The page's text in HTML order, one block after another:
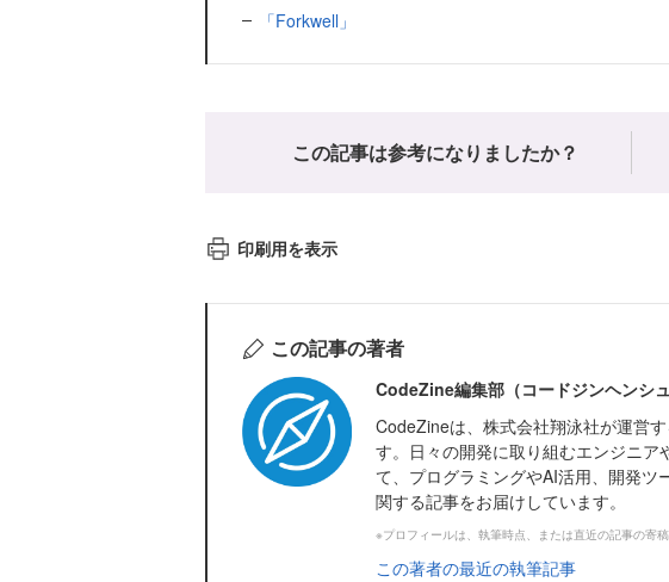
「Forkwell」
この記事は参考になりましたか？
印刷用を表示
この記事の著者
CodeZine編集部（コードジンヘンシュ
CodeZineは、株式会社翔泳社が運営
す。日々の開発に取り組むエンジニ
て、プログラミングやAI活用、開発
関する記事をお届けしています。
※プロフィールは、執筆時点、または直近の記事の寄
この著者の最近の執筆記事